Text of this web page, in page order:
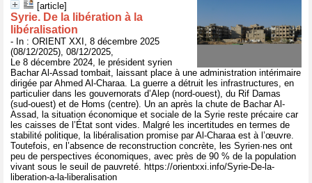
[article]
Syrie. De la libération à la
libéralisation
- In : ORIENT XXI, 8 décembre 2025
(08/12/2025), 08/12/2025,
Le 8 décembre 2024, le président syrien
Bachar Al-Assad tombait, laissant place à une administration intérimaire
dirigée par Ahmed Al-Charaa. La guerre a détruit les infrastructures, en
particulier dans les gouvernorats d’Alep (nord-ouest), du Rif Damas
(sud-ouest) et de Homs (centre). Un an après la chute de Bachar Al-
Assad, la situation économique et sociale de la Syrie reste précaire car
les caisses de l’État sont vides. Malgré les incertitudes en termes de
stabilité politique, la libéralisation promise par Al-Charaa est à l’œuvre.
Toutefois, en l’absence de reconstruction concrète, les Syrien·nes ont
peu de perspectives économiques, avec près de 90 % de la population
vivant sous le seuil de pauvreté. https://orientxxi.info/Syrie-De-la-
liberation-a-la-liberalisation